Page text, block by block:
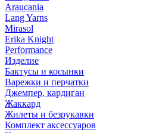
Araucania
Lang Yarns
Mirasol
Erika Knight
Performance
Изделие
Бактусы и косынки
Варежки и перчатки
Джемпер, кардиган
Жаккард
Жилеты и безрукавки
Комплект аксессуаров